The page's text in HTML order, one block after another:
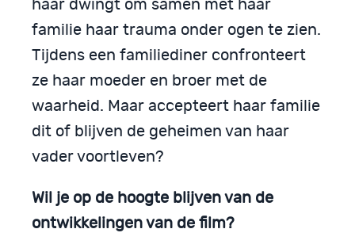
haar dwingt om samen met haar
familie haar trauma onder ogen te zien.
Tijdens een familiediner confronteert
ze haar moeder en broer met de
waarheid. Maar accepteert haar familie
dit of blijven de geheimen van haar
vader voortleven?
Wil je op de hoogte blijven van de
ontwikkelingen van de film?